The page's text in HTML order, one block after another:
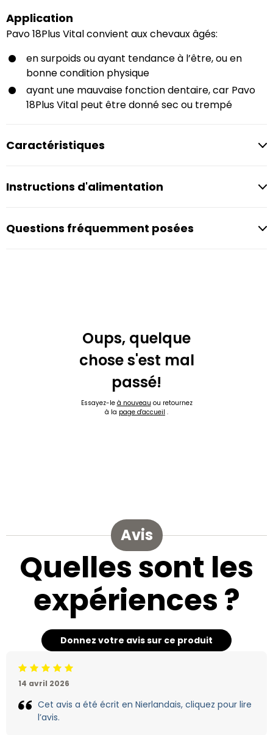
Application
Pavo 18Plus Vital convient aux chevaux âgés:
en surpoids ou ayant tendance à l’être, ou en
bonne condition physique
ayant une mauvaise fonction dentaire, car Pavo
18Plus Vital peut être donné sec ou trempé
Caractéristiques
Instructions d'alimentation
Questions fréquemment posées
Oups, quelque
chose s'est mal
passé!
Essayez-le à nouveau ou retournez
à la page d'accueil .
Avis
Quelles sont les
expériences ?
Donnez votre avis sur ce produit
Jugement:5 /5
14 avril 2026
Cet avis a été écrit en Nierlandais, cliquez pour lire
l’avis.